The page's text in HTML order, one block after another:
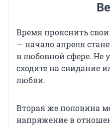
Время прояснить
— начало апреля
в любовной сфере. Не
сходите на свидание
любви.
Вторая же половина
напряжение в